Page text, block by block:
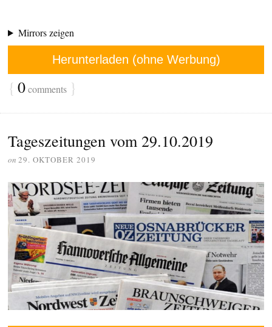
Mirrors zeigen
Herunterladen (ohne Werbung)
{ 0comments }
Tageszeitungen vom 29.10.2019
on 29. OKTOBER 2019